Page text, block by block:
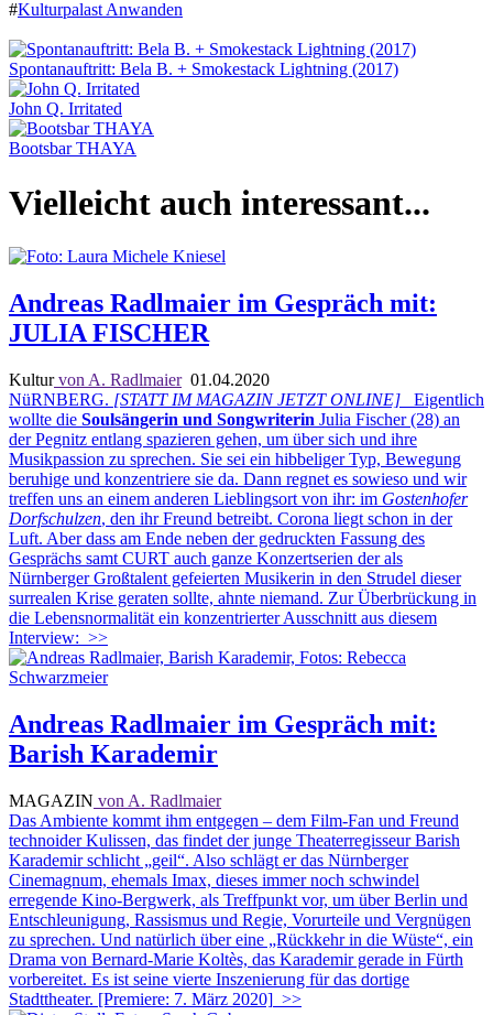
#Kulturpalast Anwanden
Spontanauftritt: Bela B. + Smokestack Lightning (2017)
John Q. Irritated
Bootsbar THAYA
Vielleicht auch interessant...
Andreas Radlmaier im Gespräch mit:
JULIA FISCHER
Kulturvon A. Radlmaier01.04.2020
NüRNBERG. [STATT IM MAGAZIN JETZT ONLINE] Eigentlich
wollte die Soulsängerin und Songwriterin Julia Fischer (28) an
der Pegnitz entlang spazieren gehen, um über sich und ihre
Musikpassion zu sprechen. Sie sei ein hibbeliger Typ, Bewegung
beruhige und konzentriere sie da. Dann regnet es sowieso und wir
treffen uns an einem anderen Lieblingsort von ihr: im Gostenhofer
Dorfschulzen, den ihr Freund betreibt. Corona liegt schon in der
Luft. Aber dass am Ende neben der gedruckten Fassung des
Gesprächs samt CURT auch ganze Konzertserien der als
Nürnberger Großtalent gefeierten Musikerin in den Strudel dieser
surrealen Krise geraten sollte, ahnte niemand. Zur Überbrückung in
die Lebensnormalität ein konzentrierter Ausschnitt aus diesem
Interview: >>
Andreas Radlmaier im Gespräch mit:
Barish Karademir
MAGAZIN von A. Radlmaier
Das Ambiente kommt ihm entgegen – dem Film-Fan und Freund
technoider Kulissen, das findet der junge Theaterregisseur Barish
Karademir schlicht „geil“. Also schlägt er das Nürnberger
Cinemagnum, ehemals Imax, dieses immer noch schwindel
erregende Kino-Bergwerk, als Treffpunkt vor, um über Berlin und
Entschleunigung, Rassismus und Regie, Vorurteile und Vergnügen
zu sprechen. Und natürlich über eine „Rückkehr in die Wüste“, ein
Drama von Bernard-Marie Koltès, das Karademir gerade in Fürth
vorbereitet. Es ist seine vierte Inszenierung für das dortige
Stadttheater. [Premiere: 7. März 2020] >>